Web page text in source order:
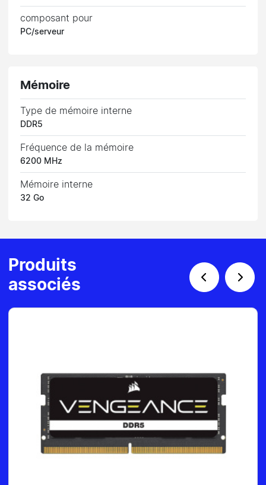
composant pour
PC/serveur
Mémoire
Type de mémoire interne
DDR5
Fréquence de la mémoire
6200 MHz
Mémoire interne
32 Go
Produits
associés